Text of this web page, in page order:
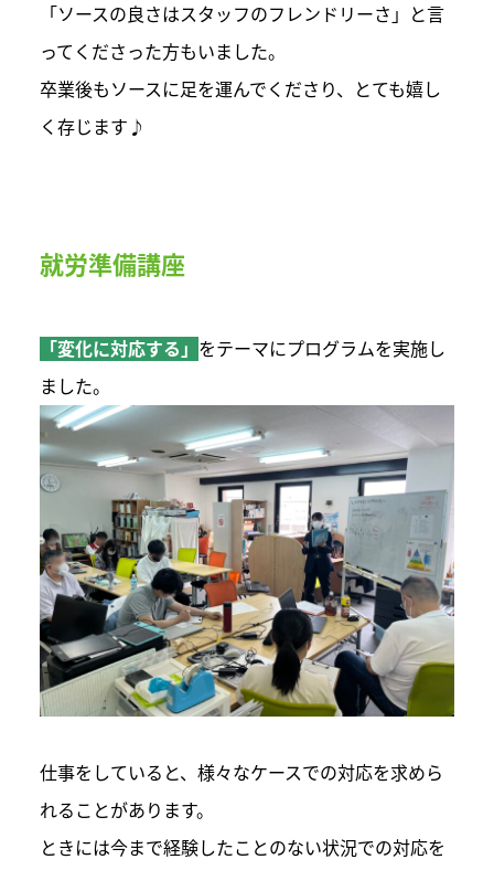
「ソースの良さはスタッフのフレンドリーさ」と言
ってくださった方もいました。
卒業後もソースに足を運んでくださり、とても嬉し
く存じます♪
就労準備講座
「変化に対応する」 をテーマにプログラムを実施し
ました。
仕事をしていると、様々なケースでの対応を求めら
れることがあります。
ときには今まで経験したことのない状況での対応を